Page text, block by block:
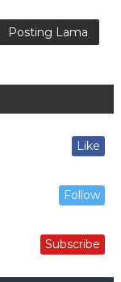
Posting Lama
Like
Follow
Subscribe